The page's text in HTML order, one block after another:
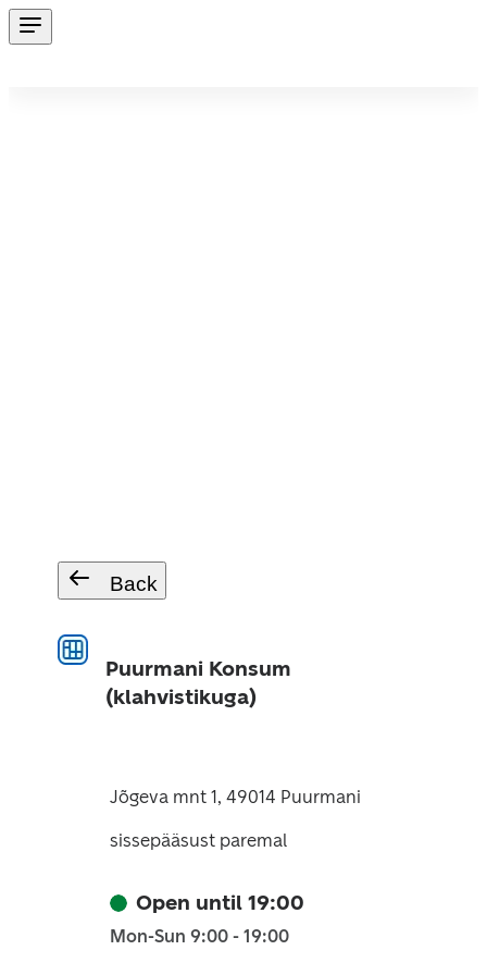
Back
Puurmani Konsum
(klahvistikuga)
Jõgeva mnt 1, 49014 Puurmani
sissepääsust paremal
Open until 19:00
Mon-Sun 9:00 - 19:00